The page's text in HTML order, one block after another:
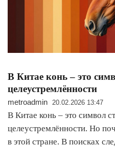
В Китае конь – это
целеустремлённости
metroadmin 20.02.2026 13:47
В Китае конь – это символ
целеустремлённости. Но
в этой стране. В поисках